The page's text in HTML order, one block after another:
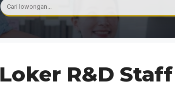
Loker R&D Staff